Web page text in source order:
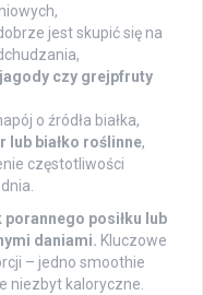
jest skupić się na
czy grejpfruty
o źródła białka,
lub białko roślinne,
częstotliwości
posiłku lub
daniami. Kluczowe
– jedno smoothie
niezbyt kaloryczne.